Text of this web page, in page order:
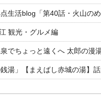
生活blog「第40話・火山の
観光・グルメ編
でちょっと遠くへ 太郎の漫
湯」【まえばし赤城の湯】